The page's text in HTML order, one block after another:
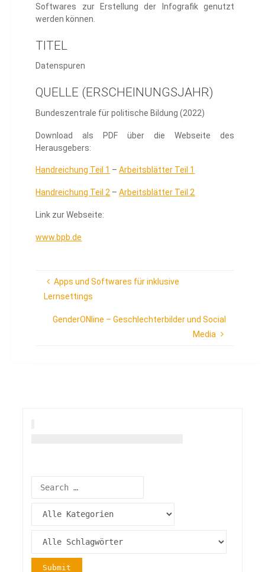
Softwares zur Erstellung der Infografik genutzt
werden können.
TITEL
Datenspuren
QUELLE (ERSCHEINUNGSJAHR)
Bundeszentrale für politische Bildung (2022)
Download als PDF über die Webseite des
Herausgebers:
Handreichung Teil 1 –Arbeitsblätter Teil 1
Handreichung Teil 2 –Arbeitsblätter Teil 2
Link zur Webseite:
www.bpb.de
Apps und Softwares für inklusive
Lernsettings
GenderONline – Geschlechterbilder und Social
Media